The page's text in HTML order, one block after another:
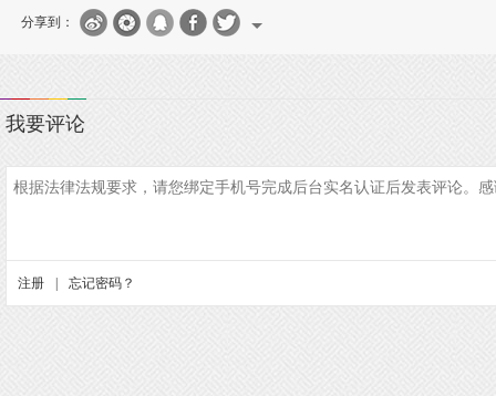
分享到：
我要评论
注册 忘记密码？